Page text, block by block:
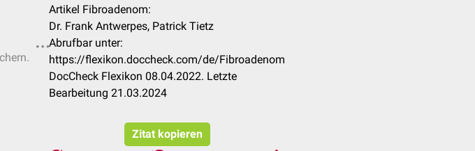
Artikel Fibroadenom:
Dr. Frank Antwerpes, Patrick Tietz
Abrufbar unter:
https://flexikon.doccheck.com/de/Fibroadenom
DocCheck Flexikon 08.04.2022. Letzte
Bearbeitung 21.03.2024
Zitat kopieren